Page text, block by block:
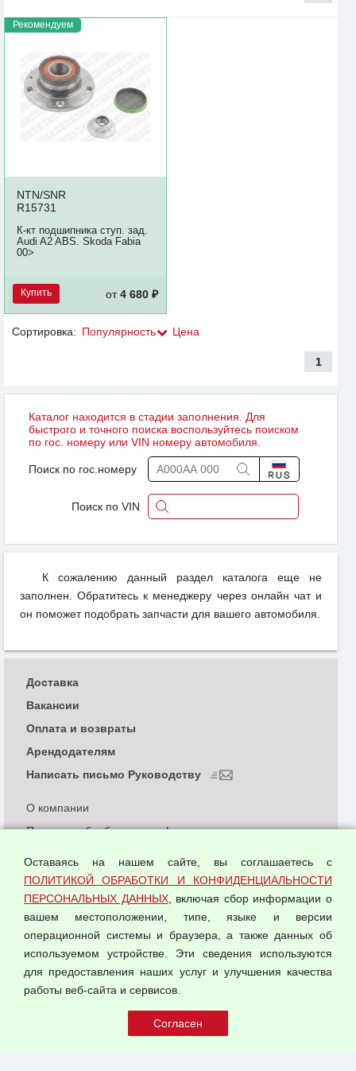
Рекомендуем
NTN/SNR
R15731
К-кт подшипника ступ. зад.
Audi A2 ABS. Skoda Fabia
00>
Купить от4 680 ₽
Сортировка: Популярность Цена
1
Каталог находится в стадии заполнения. Для
быстрого и точного поиска воспользуйтесь поиском
по гос. номеру или VIN номеру автомобиля.
Поиск по гос.номеру
Поиск по VIN
К сожалению данный раздел каталога еще не
заполнен. Обратитесь к менеджеру через онлайн чат и
он поможет подобрать запчасти для вашего автомобиля.
© 2026 ООО "Феникс"
О компании
Политика обработки и конфиденциальности
Согласием на обработку персональных данных
Оферта оптовой купли-продажи
Публичная оферта
Доставка
Вакансии
Оплата и возвраты
Арендодателям
Написать письмо Руководству
Оставаясь на нашем сайте, вы соглашаетесь с
ПОЛИТИКОЙ ОБРАБОТКИ И КОНФИДЕНЦИАЛЬНОСТИ
ПЕРСОНАЛЬНЫХ ДАННЫХ, включая сбор информации о
вашем местоположении, типе, языке и версии
операционной системы и браузера, а также данных об
используемом устройстве. Эти сведения используются
для предоставления наших услуг и улучшения качества
работы веб-сайта и сервисов.